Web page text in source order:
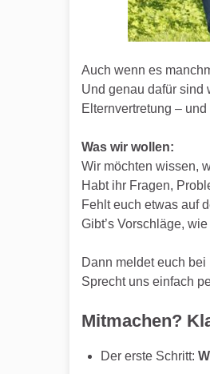
Auch wenn es
Und genau dafür sind
Elternvertretung –
Was wir wollen:
Wir möchten wissen,
Habt ihr Fragen,
Fehlt euch etwas auf
Gibt’s Vorschläge,
Dann meldet euch bei
Sprecht uns einfach
Mitmachen?
Der erste Schritt: